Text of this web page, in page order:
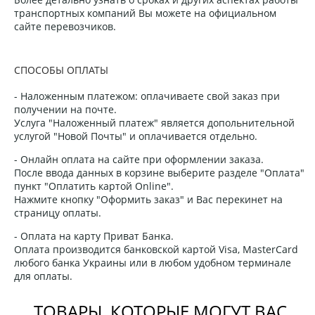
транспортных компаний Вы можете на официальном
сайте перевозчиков.
СПОСОБЫ ОПЛАТЫ
- Наложенным платежом: оплачиваете свой заказ при
получении на почте.
Услуга "Наложенный платеж" является допольнительной
услугой "Новой Почты" и оплачивается отдельно.
- Онлайн оплата на сайте при оформлении заказа.
После ввода данных в корзине выберите разделе "Оплата"
пункт "Оплатить картой Online".
Нажмите кнопку "Оформить заказ" и Вас перекинет на
страницу оплаты.
- Оплата на карту Приват Банка.
Оплата производится банковской картой Visa, MasterCard
любого банка Украины или в любом удобном терминале
для оплаты.